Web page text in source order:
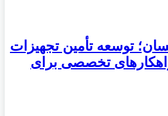
توسعه تأمین تجهیزات
تخصصی برای